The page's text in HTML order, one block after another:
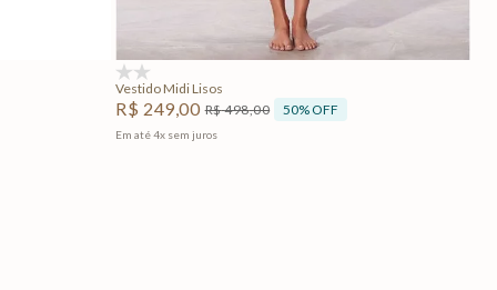
Adicionar na sacola
Vestido Midi Lisos
R$ 249,00 R$498,00 50% OFF
Em até4x sem juros